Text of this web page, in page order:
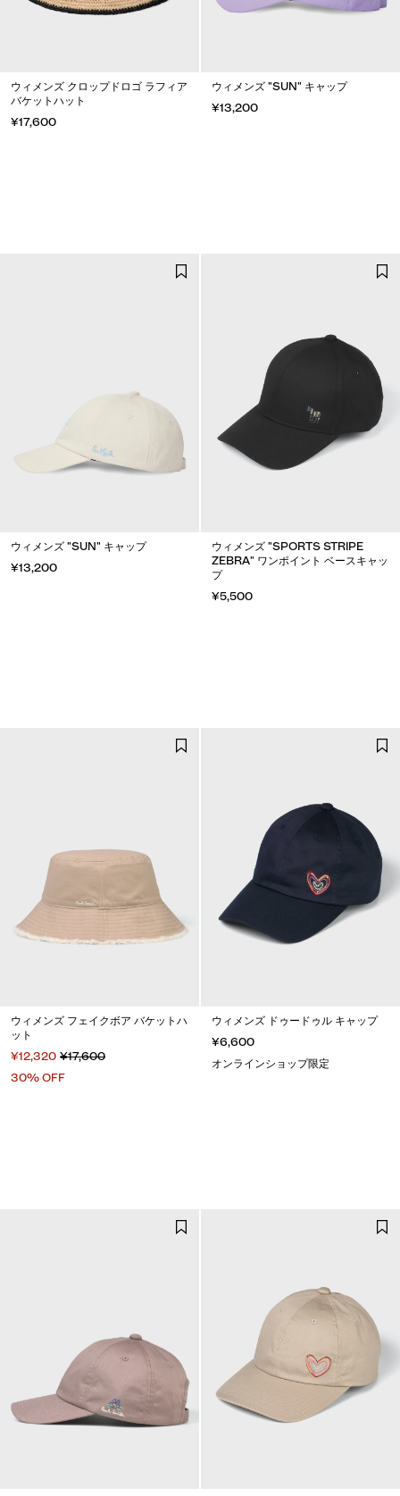
ウィメンズ クロップドロゴ ラフィア
バケットハット
¥17,600
ウィメンズ "SUN" キャップ
¥13,200
ウィメンズ "SUN" キャップ
¥13,200
ウィメンズ "SPORTS STRIPE
ZEBRA" ワンポイント ベースキャッ
プ
¥5,500
ウィメンズ フェイクボア バケットハ
ット
¥12,320 ¥17,600
30% OFF
ウィメンズ ドゥードゥル キャップ
¥6,600
オンラインショップ限定